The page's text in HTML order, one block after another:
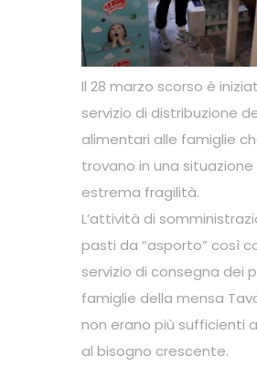
Il 28 marzo scorso è
servizio di distribuzione
alimentari alle famiglie
trovano in una situazione
estrema fragilità.
L’attività di
pasti da “asporto” così
servizio di consegna dei
famiglie della mensa
non erano più sufficienti
al bisogno crescente.